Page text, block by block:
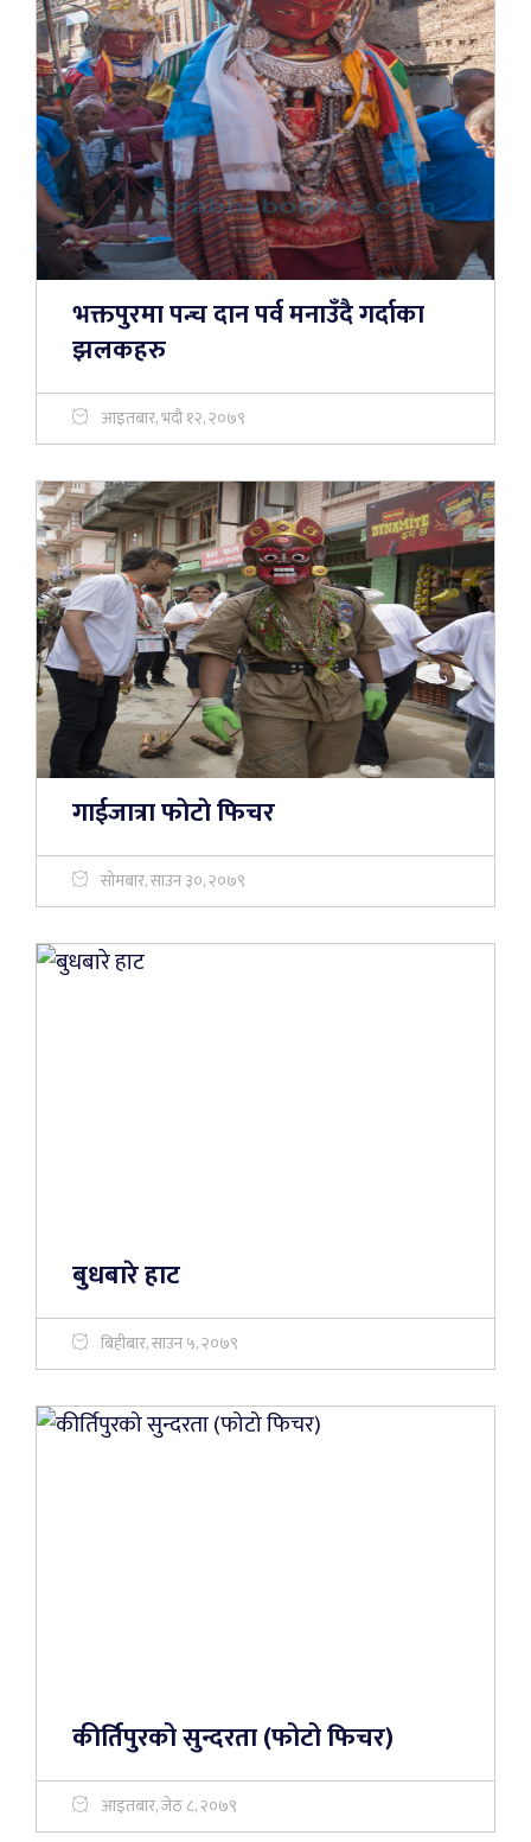
भक्तपुरमा पन्च दान पर्व मनाउँदै गर्दाका
झलकहरु
आइतबार, भदौ १२, २०७९
गाईजात्रा फाेटाे फिचर
सोमबार, साउन ३०, २०७९
बुधबारे हाट
बिहीबार, साउन ५, २०७९
कीर्तिपुरको सुन्दरता (फोटो फिचर)
आइतबार, जेठ ८, २०७९